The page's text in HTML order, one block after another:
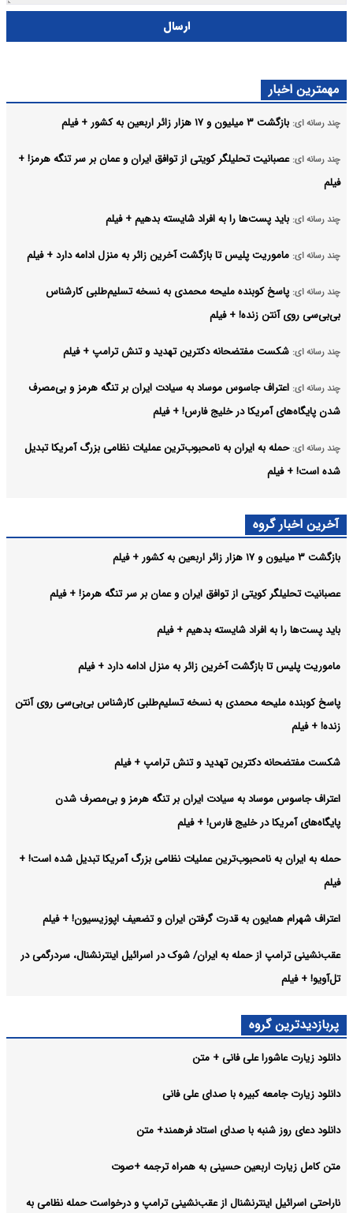
ارسال
مهمترین اخبار
چند رسانه ای: بازگشت ۳ میلیون و ۱۷ هزار زائر اربعین به کشور + فیلم
چند رسانه ای: عصبانیت تحلیلگر کویتی از توافق ایران و عمان بر سر تنگه هرمز! +
فیلم
چند رسانه ای: باید پست‌ها را به افراد شایسته بدهیم + فیلم
چند رسانه ای: ماموریت پلیس تا بازگشت آخرین زائر به منزل ادامه دارد + فیلم
چند رسانه ای: پاسخ کوبنده ملیحه محمدی به نسخه تسلیم‌طلبی کارشناس
بی‌بی‌سی روی آنتن زنده! + فیلم
چند رسانه ای: شکست مفتضحانه دکترین تهدید و تنش ترامپ + فیلم
چند رسانه ای: اعتراف جاسوس موساد به سیادت ایران بر تنگه هرمز و بی‌مصرف
شدن پایگاه‌های آمریکا در خلیج فارس! + فیلم
چند رسانه ای: حمله به ایران به نامحبوب‌ترین عملیات نظامی بزرگ آمریکا تبدیل
شده است! + فیلم
+ فیلم
چند رسانه ای:
عقب‌نشینی ترامپ از حمله به ایران/ شوک در اسرائیل اینترنشنال،
سردرگمی در تل‌آویو! + فیلم
آخرین اخبار گروه
بازگشت ۳ میلیون و ۱۷ هزار زائر اربعین به کشور + فیلم
عصبانیت تحلیلگر کویتی از توافق ایران و عمان بر سر تنگه هرمز! + فیلم
باید پست‌ها را به افراد شایسته بدهیم + فیلم
ماموریت پلیس تا بازگشت آخرین زائر به منزل ادامه دارد + فیلم
پاسخ کوبنده ملیحه محمدی به نسخه تسلیم‌طلبی کارشناس بی‌بی‌سی روی آنتن
زنده! + فیلم
شکست مفتضحانه دکترین تهدید و تنش ترامپ + فیلم
اعتراف جاسوس موساد به سیادت ایران بر تنگه هرمز و بی‌مصرف شدن
پایگاه‌های آمریکا در خلیج فارس! + فیلم
حمله به ایران به نامحبوب‌ترین عملیات نظامی بزرگ آمریکا تبدیل شده است! +
فیلم
اعتراف شهرام همایون به قدرت گرفتن ایران و تضعیف اپوزیسیون! + فیلم
عقب‌نشینی ترامپ از حمله به ایران/ شوک در اسرائیل اینترنشنال، سردرگمی در
تل‌آویو! + فیلم
پربازدیدترین گروه
دانلود زیارت عاشورا علی فانی + متن
دانلود زیارت جامعه کبیره با صدای علی فانی
دانلود دعای روز شنبه با صدای استاد فرهمند+ متن
متن کامل زیارت اربعین حسینی به همراه ترجمه +صوت
ناراحتی اسرائیل اینترنشنال از عقب‌نشینی ترامپ و درخواست حمله نظامی به